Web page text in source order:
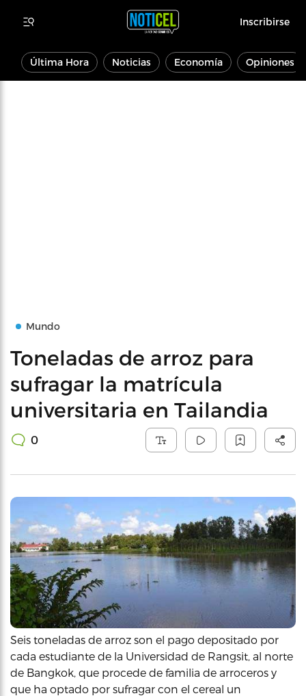
Inscribirse
Última Hora Noticias Economía Opiniones
Mundo
Toneladas de arroz para
sufragar la matrícula
universitaria en Tailandia
0
Seis toneladas de arroz son el pago depositado por
cada estudiante de la Universidad de Rangsit, al norte
de Bangkok, que procede de familia de arroceros y
que ha optado por sufragar con el cereal un